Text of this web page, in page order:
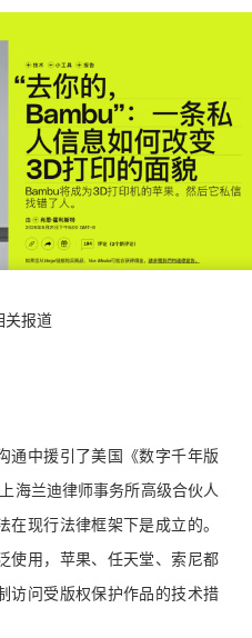
关报道
通中援引了美国《数字千年版
海兰迪律师事务所高级合伙人
现行法律框架下是成立的。
使用，苹果、任天堂、索尼都
访问受版权保护作品的技术措